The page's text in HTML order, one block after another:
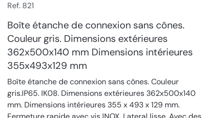
Ref. 821
Boîte étanche de connexion sans cônes.
Couleur gris. Dimensions extérieures
362x500x140 mm Dimensions intérieures
355x493x129 mm
Boîte étanche de connexion sans cônes. Couleur
gris.IP65. IK08. Dimensions extérieures 362x500x140
mm. Dimensions intérieures 355 x 493 x 129 mm.